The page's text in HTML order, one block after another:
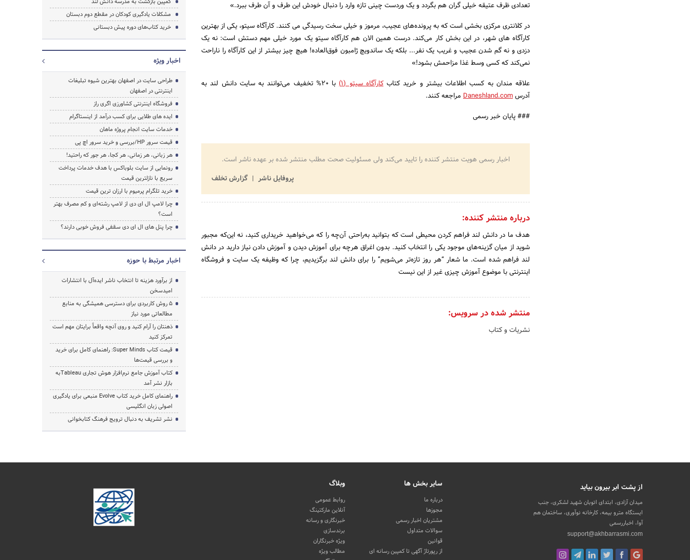
تعدادی ظرف عتیقه‌ خیلی گران هم بگردد و یک وردست چینی تازه‌ وارد را دنبال خودش این ‌طرف و آن ‌طرف ببرد.»
در کلانتری مرکزی بخشی است که به پرونده‌‌های عجیب، مرموز و خیلی سخت رسیدگی می ‌کنند. کارآگاه سیتو، یکی از بهترین
کارآگاه ‌های شهر، در این بخش کار می‌کند. درست همین الان هم کارآگاه سیتو یک مورد خیلی مهم دستش است: نه یک
دزدی و نه گم‌ شدن عجیب و غریب یک نفر... بلکه یک ساندویچ ژامبون فوق‌العاده! هیچ‌ چیز بیشتر از این کارآگاه را ناراحت
نمی‌کند که کسی وسط غذا مزاحمش بشود!»
علاقه مندان به کسب اطلاعات بیشتر و خرید کتابکارآگاه سیتو (۱)
با ۲۰% تخفیف می‌توانند به سایت دانش لند به
آدرسDaneshland.com مراجعه کنند.
### پایان خبر رسمی
اخبار رسمی هویت منتشر کننده را تایید می‌کند ولی مسئولیت صحت مطلب منتشر شده بر عهده ناشر است.
پروفایل ناشر
گزارش تخلف
درباره منتشر کننده:
هدف ما در دانش لند فراهم کردن محیطی است که بتوانید به‌راحتی آن‌چه را که می‌خواهید خریداری کنید، نه این‌که مجبور
شوید از میان گزینه‌های موجود یکی را انتخاب کنید. بدون اغراق هرچه برای آموزش دیدن و آموزش دادن نیاز دارید در دانش
لند فراهم شده است. ما شعار “هر روز تازه‌تر می‌شویم” را برای دانش لند برگزیدیم، چرا که وظیفه یک سایت و فروشگاه
اینترنتی با موضوع آموزش چیزی غیر از این نیست
منتشر شده در سرویس:
نشریات و کتاب
مشکلات یادگیری کودکان در مقطع دوم دبستان
خرید کتاب‌های دوره پیش دبستانی
اخبار ویژه
طراحی سایت در اصفهان بهترین شیوه تبلیغات
اینترنتی در اصفهان
فروشگاه اینترنتی کشاورزی اگری راز
ایده های طلایی برای کسب درآمد از اینستاگرام
خدمات سایت انجام پروژه ماهان
قیمت سرور HP/بررسی و خرید سرور اچ پی
هر زبانی، هر زمانی، هر کجا، هر جور که راحتید!
رونمایی از سایت بلوباکس با هدف خدمات پرداخت
سریع با نازلترین قیمت
خرید تلگرام پرمیوم با ارزان ترین قیمت
چرا لامپ ال ای دی از لامپ رشته‌ای و کم مصرف بهتر
است؟
چرا پنل های ال ای دی سقفی فروش خوبی دارند؟
اخبار مرتبط با حوزه
از برآورد هزینه تا انتخاب ناشر ایده‌آل با انتشارات
امیدسخن
۵ روش کاربردی برای دسترسی همیشگی به منابع
مطالعاتی مورد نیاز
ذهنتان را آرام کنید و روی آنچه واقعاً برایتان مهم است
تمرکز کنید
قیمت کتاب Super Minds: راهنمای کامل برای خرید
و بررسی قیمت‌ها
کتاب آموزش جامع نرم‌افزار هوش تجاری Tableauبه
بازار نشر آمد
راهنمای کامل خرید کتاب Evolve منبعی برای یادگیری
اصولی زبان انگلیسی
نشر تشریف به دنبال ترویج فرهنگ کتابخوانی
از پشت ابر بیرون بیاید
میدان آزادی، ابتدای اتوبان شهید لشکری، جنب
ایستگاه مترو بیمه، کارخانه نوآوری، ساختمان هم
آوا، اخباررسمی
support@akhbarrasmi.com
سایر بخش ها
درباره ما
مجوزها
مشتریان اخبار رسمی
سوالات متداول
قوانین
از رپورتاژ آگهی تا کمپین رسانه ای
وبلاگ
روابط عمومی
آنلاین مارکتینگ
خبرنگاری و رسانه
برندسازی
ویژه خبرنگاران
مطالب ویژه